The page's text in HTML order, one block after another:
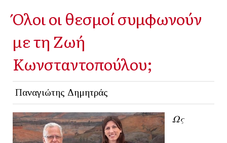
Όλοι οι θεσμοί συμφωνούν
με τη Ζωή
Κωνσταντοπούλου;
Παναγιώτης Δημητράς
Ως